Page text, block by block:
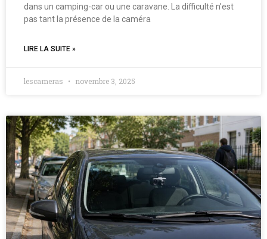
dans un camping-car ou une caravane. La difficulté n’est
pas tant la présence de la caméra
LIRE LA SUITE »
lescameras novembre 3, 2025